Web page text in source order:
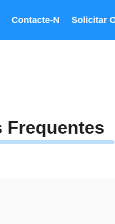
Contacte-Nos Solicitar
Frequentes